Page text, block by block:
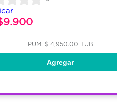
PUM: $ 4,950.00 TUB
Agregar